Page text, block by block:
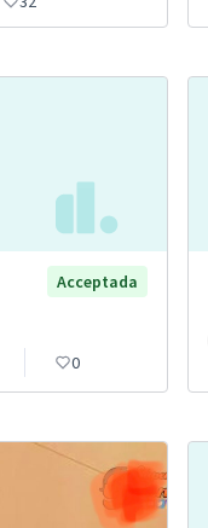
Acceptada
0